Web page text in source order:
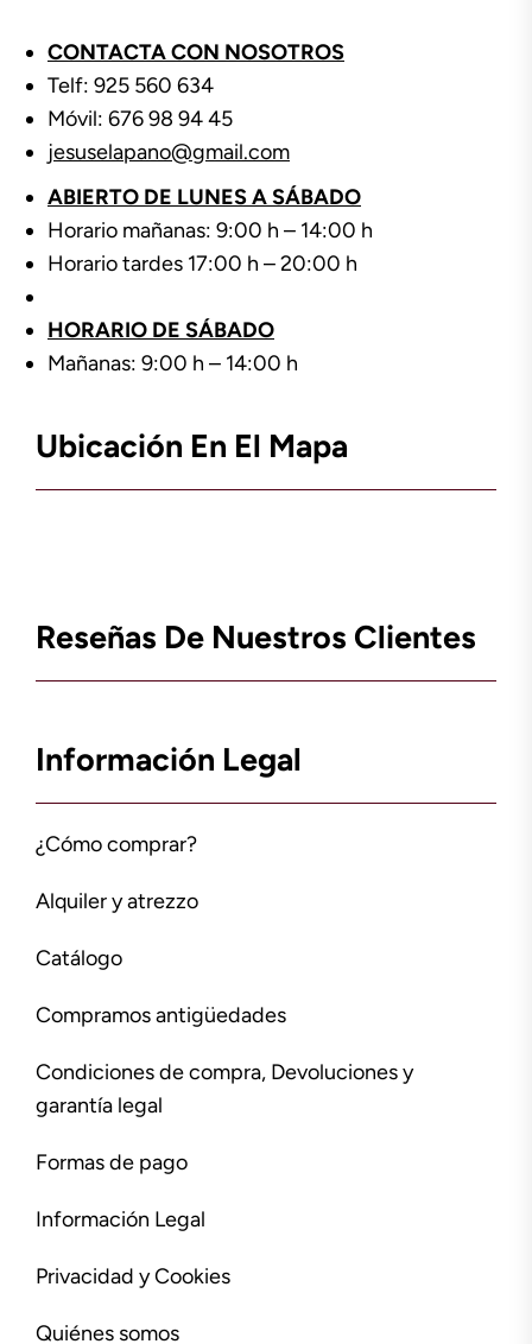
CONTACTA CON NOSOTROS
Telf: 925 560 634
Móvil: 676 98 94 45
jesuselapano@gmail.com
ABIERTO DE LUNES A SÁBADO
Horario mañanas: 9:00 h – 14:00 h
Horario tardes 17:00 h – 20:00 h
HORARIO DE SÁBADO
Mañanas: 9:00 h – 14:00 h
Ubicación En El Mapa
Reseñas De Nuestros Clientes
Información Legal
¿Cómo comprar?
Alquiler y atrezzo
Catálogo
Compramos antigüedades
Condiciones de compra, Devoluciones y
garantía legal
Formas de pago
Información Legal
Privacidad y Cookies
Quiénes somos